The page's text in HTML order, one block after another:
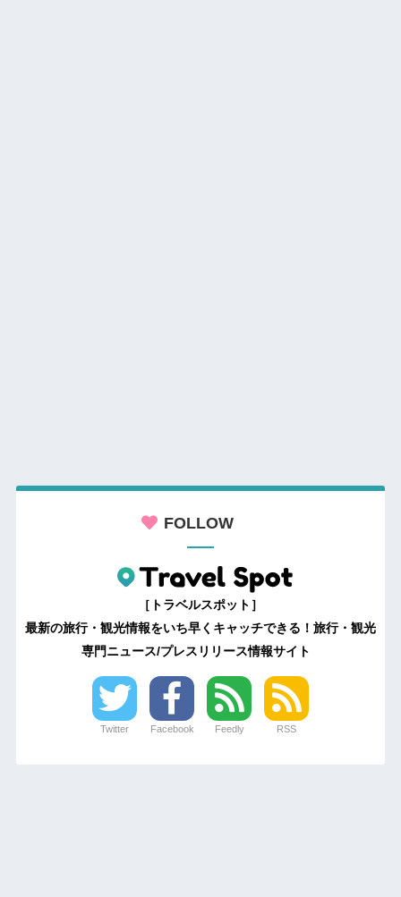
FOLLOW
［トラベルスポット］
最新の旅行・観光情報をいち早くキャッチできる！旅行・観光
専門ニュース/プレスリリース情報サイト
Twitter Facebook Feedly RSS